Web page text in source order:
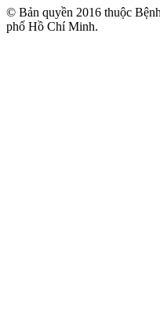
© Bản quyền 2016 thuộc
phố Hồ Chí Minh.